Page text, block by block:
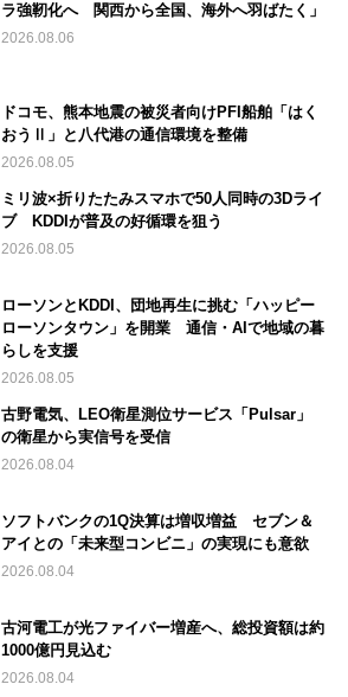
ラ強靭化へ 関西から全国、海外へ羽ばたく」
2026.08.06
ドコモ、熊本地震の被災者向けPFI船舶「はく
おうⅡ」と八代港の通信環境を整備
2026.08.05
ミリ波×折りたたみスマホで50人同時の3Dライ
ブ KDDIが普及の好循環を狙う
2026.08.05
ローソンとKDDI、団地再生に挑む「ハッピー
ローソンタウン」を開業 通信・AIで地域の暮
らしを支援
2026.08.05
古野電気、LEO衛星測位サービス「Pulsar」
の衛星から実信号を受信
2026.08.04
ソフトバンクの1Q決算は増収増益 セブン＆
アイとの「未来型コンビニ」の実現にも意欲
2026.08.04
古河電工が光ファイバー増産へ、総投資額は約
1000億円見込む
2026.08.04